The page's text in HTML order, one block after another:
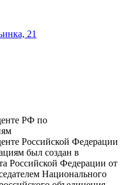
21
РФ по
Российской Федерации
был создан в
Российской Федерации от
Национального